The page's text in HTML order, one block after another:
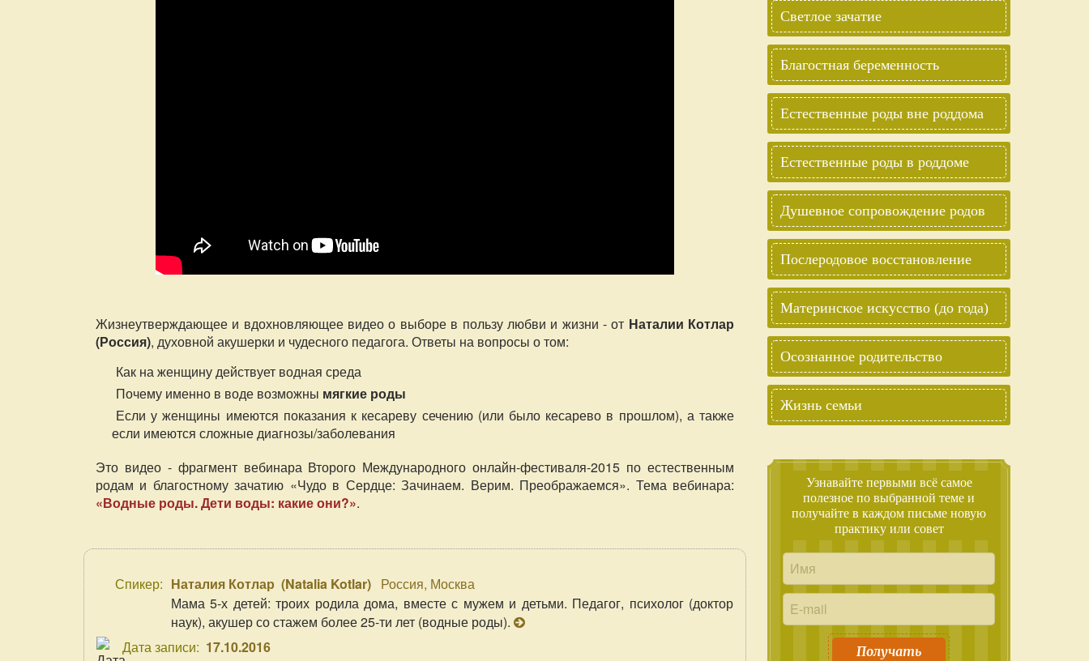
Жизнеутверждающее и вдохновляющее видео о выборе в пользу любви и жизни - от Наталии Котлар
(Россия), духовной акушерки и чудесного педагога. Ответы на вопросы о том:
Как на женщину действует водная среда
Почему именно в воде возможны мягкие роды
Если у женщины имеются показания к кесареву сечению (или было кесарево в прошлом), а также
если имеются сложные диагнозы/заболевания
Это видео - фрагмент вебинара Второго Международного онлайн-фестиваля-2015 по естественным
родам и благостному зачатию «Чудо в Сердце: Зачинаем. Верим. Преображаемся». Тема вебинара:
«Водные роды. Дети воды: какие они?».
Спикер: Наталия Котлар (Natalia Kotlar) Россия, Москва
Мама 5-х детей: троих родила дома, вместе с мужем и детьми. Педагог, психолог (доктор
наук), акушер со стажем более 25-ти лет (водные роды).
Дата записи: 17.10.2016
Светлое зачатие
Благостная беременность
Естественные роды вне роддома
Естественные роды в роддоме
Душевное сопровождение родов
Послеродовое восстановление
Материнское искусство (до года)
Осознанное родительство
Жизнь семьи
Узнавайте первыми всё самое
полезное по выбранной теме и
получайте в каждом письме новую
практику или совет
Получать